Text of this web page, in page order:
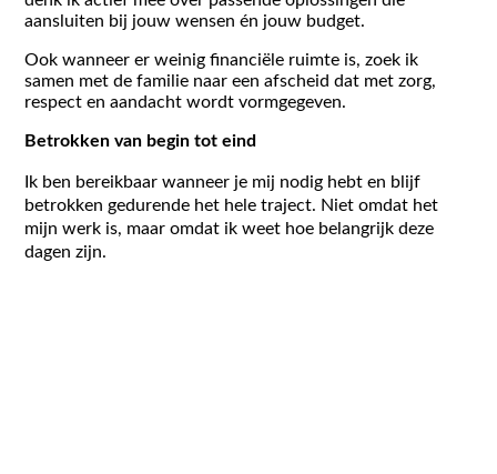
aansluiten bij jouw wensen én jouw budget.
Ook wanneer er weinig financiële ruimte is, zoek ik
samen met de familie naar een afscheid dat met zorg,
respect en aandacht wordt vormgegeven.
Betrokken van begin tot eind
Ik ben bereikbaar wanneer je mij nodig hebt en blijf
betrokken gedurende het hele traject. Niet omdat het
mijn werk is, maar omdat ik weet hoe belangrijk deze
dagen zijn.